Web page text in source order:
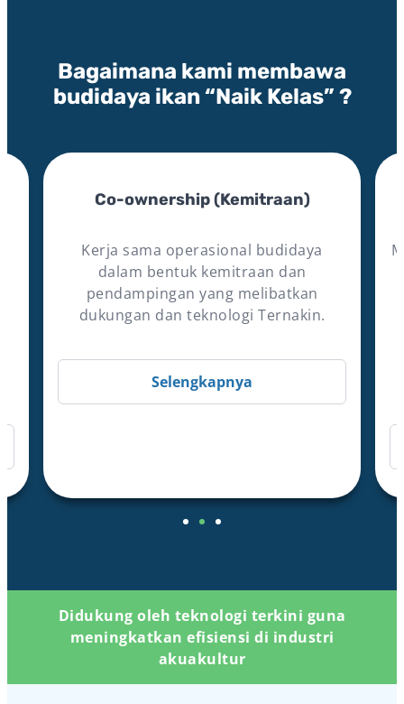
Bagaimana kami membawa
budidaya ikan “Naik Kelas” ?
Co-ownership (Kemitraan)
Kerja sama operasional budidaya
dalam bentuk kemitraan dan
pendampingan yang melibatkan
dukungan dan teknologi Ternakin.
Selengkapnya
Didukung oleh teknologi terkini guna
meningkatkan efisiensi di industri
akuakultur